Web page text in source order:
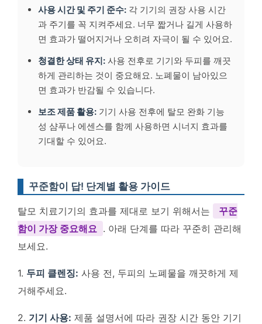
사용 시간 및 주기 준수: 각 기기의 권장 사용 시간
과 주기를 꼭 지켜주세요. 너무 짧거나 길게 사용하
면 효과가 떨어지거나 오히려 자극이 될 수 있어요.
청결한 상태 유지: 사용 전후로 기기와 두피를 깨끗
하게 관리하는 것이 중요해요. 노폐물이 남아있으
면 효과가 반감될 수 있습니다.
보조 제품 활용: 기기 사용 전후에 탈모 완화 기능
성 샴푸나 에센스를 함께 사용하면 시너지 효과를
기대할 수 있어요.
꾸준함이 답! 단계별 활용 가이드
탈모 치료기기의 효과를 제대로 보기 위해서는
꾸준
함이 가장 중요해요 . 아래 단계를 따라 꾸준히 관리해
보세요.
1. 두피 클렌징: 사용 전, 두피의 노폐물을 깨끗하게 제
거해주세요.
2. 기기 사용: 제품 설명서에 따라 권장 시간 동안 기기